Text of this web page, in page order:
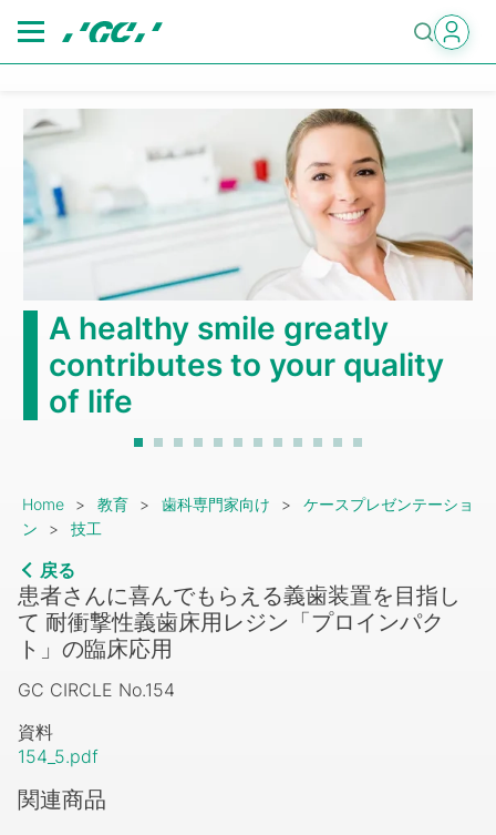
main
A healthy smile greatly
contributes to your quality
of life
Breadcrumb
Home 教育 歯科専門家向け
ケースプレゼンテーショ
ン
技工
戻る
患者さんに喜んでもらえる義歯装置を目指し
て 耐衝撃性義歯床用レジン「プロインパク
ト」の臨床応用
GC CIRCLE No.154
資料
154_5.pdf
関連商品